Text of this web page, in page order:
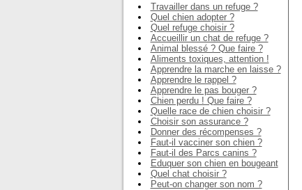
Travailler dans un refuge ?
Quel chien adopter ?
Quel refuge choisir ?
Accueillir un chat de refuge ?
Animal blessé ? Que faire ?
Aliments toxiques, attention !
Apprendre la marche en laisse ?
Apprendre le rappel ?
Apprendre le pas bouger ?
Chien perdu ! Que faire ?
Quelle race de chien choisir ?
Choisir son assurance ?
Donner des récompenses ?
Faut-il vacciner son chien ?
Faut-il des Parcs canins ?
Eduquer son chien en bougeant
Quel chat choisir ?
Peut-on changer son nom ?